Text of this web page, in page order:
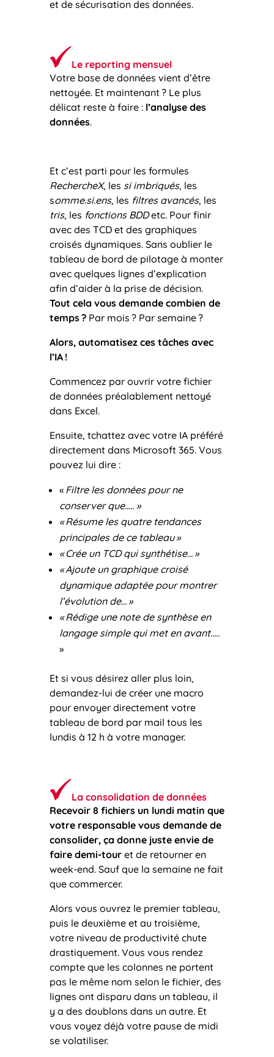
et de sécurisation des données.
Le reporting mensuel
Votre base de données vient d’être
nettoyée. Et maintenant ? Le plus
délicat reste à faire : l’analyse des
données.
Et c’est parti pour les formules
RechercheX, les si imbriqués, les
somme.si.ens, les filtres avancés, les
tris, les fonctions BDDetc. Pour finir
avec des TCD et des graphiques
croisés dynamiques. Sans oublier le
tableau de bord de pilotage à monter
avec quelques lignes d’explication
afin d’aider à la prise de décision.
Tout cela vous demande combien de
temps ?Par mois ? Par semaine ?
Alors, automatisez ces tâches avec
l’IA !
Commencez par ouvrir votre fichier
de données préalablement nettoyé
dans Excel.
Ensuite, tchattez avec votre IA préféré
directement dans Microsoft 365. Vous
pouvez lui dire :
« Filtre les données pour ne
conserver que….. »
« Résume les quatre tendances
principales de ce tableau »
« Crée un TCD qui synthétise… »
« Ajoute un graphique croisé
dynamique adaptée pour montrer
l’évolution de… »
« Rédige une note de synthèse en
langage simple qui met en avant…..
»
Et si vous désirez aller plus loin,
demandez-lui de créer une macro
pour envoyer directement votre
tableau de bord par mail tous les
lundis à 12 h à votre manager.
La consolidation de données
Recevoir 8 fichiers un lundi matin que
votre responsable vous demande de
consolider, ça donne juste envie de
faire demi-touret de retourner en
week-end. Sauf que la semaine ne fait
que commercer.
Alors vous ouvrez le premier tableau,
puis le deuxième et au troisième,
votre niveau de productivité chute
drastiquement. Vous vous rendez
compte que les colonnes ne portent
pas le même nom selon le fichier, des
lignes ont disparu dans un tableau, il
y a des doublons dans un autre. Et
vous voyez déjà votre pause de midi
se volatiliser.